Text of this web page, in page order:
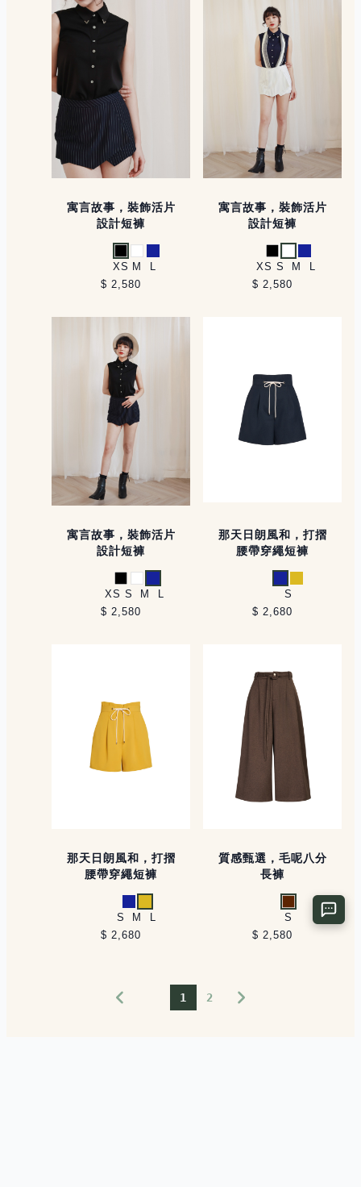
寓言故事，裝飾活片
設計短褲
黑 白 藍
XS M
L
$ 2,580
寓言故事，裝飾活片
設計短褲
黑 白 藍
XS S M
L
$ 2,580
寓言故事，裝飾活片
設計短褲
黑 白 藍
XS S M
L
$ 2,580
那天日朗風和，打摺
腰帶穿繩短褲
藍 黃
S
$ 2,680
那天日朗風和，打摺
腰帶穿繩短褲
藍 黃
S M
L
$ 2,680
質感甄選，毛呢八分
長褲
咖啡
S
$ 2,580
1 2